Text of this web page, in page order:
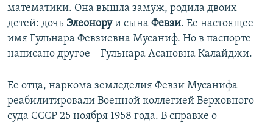
математики. Она вышла замуж, родила двоих
детей: дочь Элеоноруи сына Февзи. Ее настоящее
имя Гульнара Февзиевна Мусаниф. Но в паспорте
написано другое – Гульнара Асановна Калайджи.
Ее отца, наркома земледелия Февзи Мусанифа
реабилитировали Военной коллегией Верховного
суда СССР 25 ноября 1958 года. В справке о